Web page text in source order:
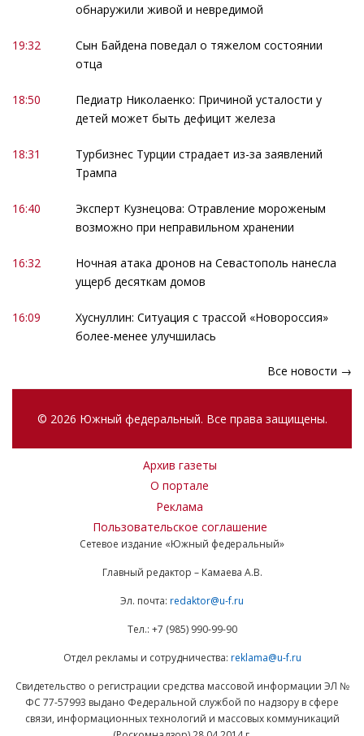
обнаружили живой и невредимой
19:32
Сын Байдена поведал о тяжелом состоянии
отца
18:50
Педиатр Николаенко: Причиной усталости у
детей может быть дефицит железа
18:31
Турбизнес Турции страдает из-за заявлений
Трампа
16:40
Эксперт Кузнецова: Отравление мороженым
возможно при неправильном хранении
16:32
Ночная атака дронов на Севастополь нанесла
ущерб десяткам домов
16:09
Хуснуллин: Ситуация с трассой «Новороссия»
более-менее улучшилась
Все новости →
© 2026 Южный федеральный. Все права защищены.
Архив газеты
О портале
Реклама
Пользовательское соглашение
Сетевое издание «Южный федеральный»
Главный редактор – Камаева А.В.
Эл. почта: redaktor@u-f.ru
Тел.: +7 (985) 990-99-90
Отдел рекламы и сотрудничества: reklama@u-f.ru
Свидетельство о регистрации средства массовой информации ЭЛ №
ФС 77-57993 выдано Федеральной службой по надзору в сфере
связи, информационных технологий и массовых коммуникаций